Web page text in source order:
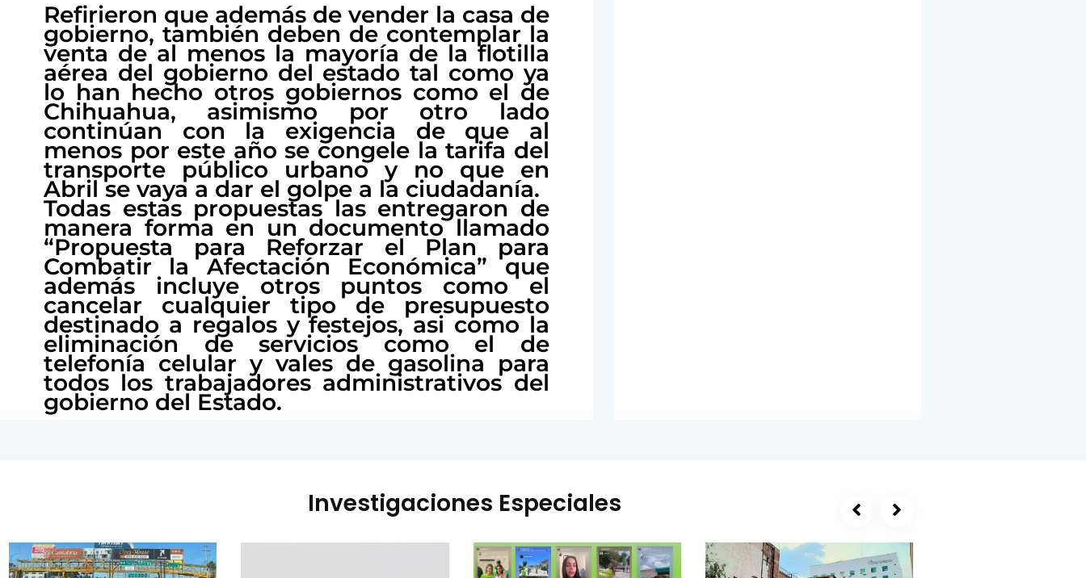
Refirieron que además de vender la casa de
gobierno, también deben de contemplar la
venta de al menos la mayoría de la flotilla
aérea del gobierno del estado tal como ya
lo han hecho otros gobiernos como el de
Chihuahua, asimismo por otro lado
continúan con la exigencia de que al
menos por este año se congele la tarifa del
transporte público urbano y no que en
Abril se vaya a dar el golpe a la ciudadanía.
Todas estas propuestas las entregaron de
manera forma en un documento llamado
“Propuesta para Reforzar el Plan para
Combatir la Afectación Económica” que
además incluye otros puntos como el
cancelar cualquier tipo de presupuesto
destinado a regalos y festejos, asi como la
eliminación de servicios como el de
telefonía celular y vales de gasolina para
todos los trabajadores administrativos del
gobierno del Estado.
Investigaciones Especiales